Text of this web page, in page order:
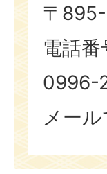
〒
電話
0996-
メー